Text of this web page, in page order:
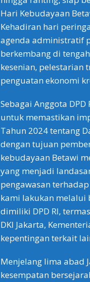
Hari Kebudayaan
Kehadiran hari
agenda administratif
berkembang di
kesenian, pelestarian
penguatan ekonomi
Sebagai Anggota
untuk memastikan
Tahun 2024 tentang
dengan tujuan
kebudayaan Betawi
yang menjadi
pengawasan
kami lakukan melalui
dimiliki DPD RI,
DKI Jakarta,
kepentingan terkait
Menjelang lima abad
kesempatan